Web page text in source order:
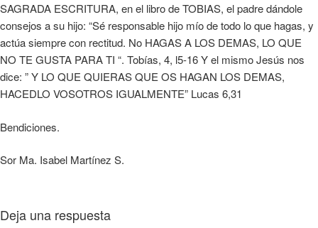
SAGRADA ESCRITURA, en el libro de TOBIAS, el padre dándole
consejos a su hijo: “Sé responsable hijo mío de todo lo que hagas, y
actúa siempre con rectitud. No HAGAS A LOS DEMAS, LO QUE
NO TE GUSTA PARA TI “. Tobías, 4, l5-16 Y el mismo Jesús nos
dice: ” Y LO QUE QUIERAS QUE OS HAGAN LOS DEMAS,
HACEDLO VOSOTROS IGUALMENTE” Lucas 6,31
Bendiciones.
Sor Ma. Isabel Martínez S.
Deja una respuesta